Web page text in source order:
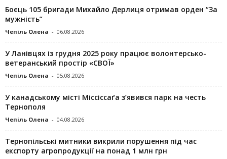
Боєць 105 бригади Михайло Дерлиця отримав орден “За
мужність”
Чепіль Олена - 06.08.2026
У Ланівцях із грудня 2025 року працює волонтерсько-
ветеранський простір «СВОЇ»
Чепіль Олена - 05.08.2026
У канадському місті Міссіссаґа з’явився парк на честь
Тернополя
Чепіль Олена - 04.08.2026
Тернопільські митники викрили порушення під час
експорту агропродукції на понад 1 млн грн